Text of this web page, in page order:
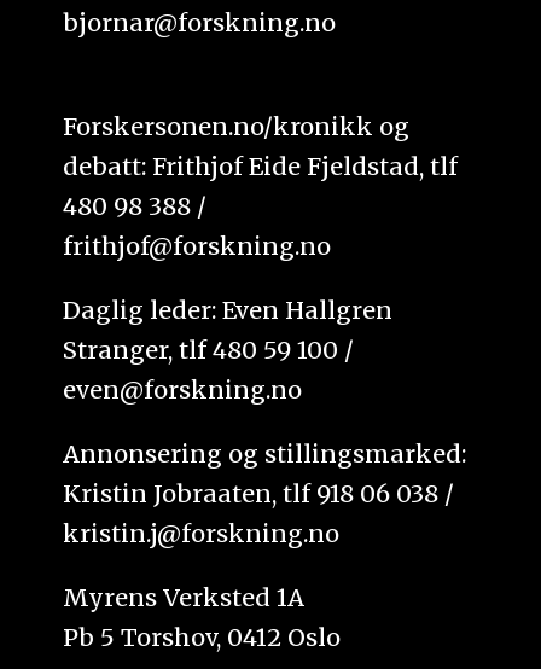
bjornar@forskning.no
Forskersonen.no/kronikk og
debatt: Frithjof Eide Fjeldstad, tlf
480 98 388 /
frithjof@forskning.no
Daglig leder: Even Hallgren
Stranger, tlf 480 59 100 /
even@forskning.no
Annonsering og stillingsmarked:
Kristin Jobraaten, tlf 918 06 038 /
kristin.j@forskning.no
Myrens Verksted 1A
Pb 5 Torshov, 0412 Oslo